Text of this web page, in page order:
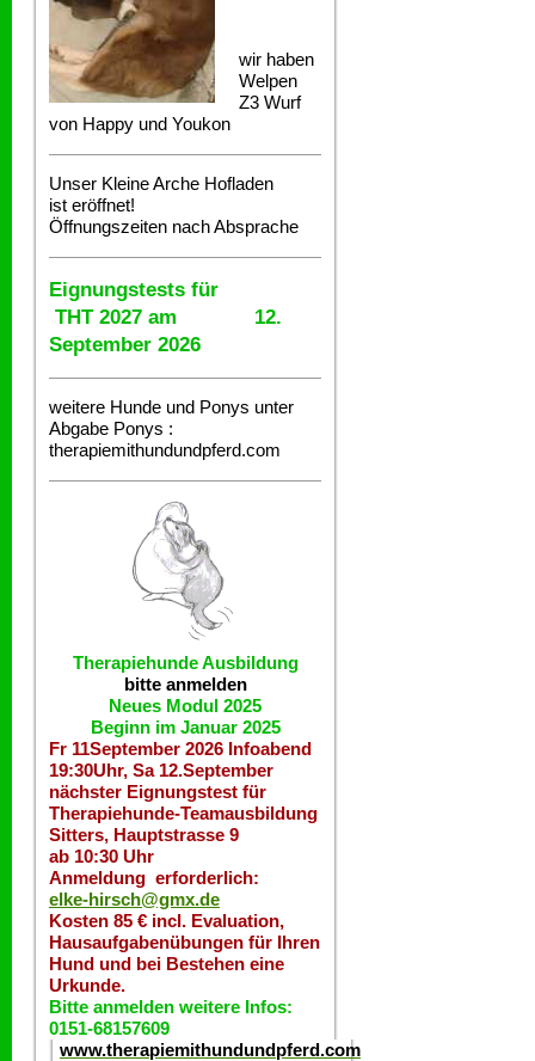
wir haben
Welpen
Z3 Wurf
von Happy und Youkon
Unser Kleine Arche Hofladen
ist eröffnet!
Öffnungszeiten nach Absprache
Eignungstests für
THT 2027 am 12.
September 2026
weitere Hunde und Ponys unter
Abgabe Ponys :
therapiemithundundpferd.com
Therapiehunde Ausbildung
bitte anmelden
Neues Modul 2025
Beginn im Januar 2025
Fr 11September 2026 Infoabend
19:30Uhr, Sa 12.September
nächster Eignungstest für
Therapiehunde-Teamausbildung
Sitters, Hauptstrasse 9
ab 10:30 Uhr
Anmeldung erforderlich:
elke-hirsch@gmx.de
Kosten 85 € incl. Evaluation,
Hausaufgabenübungen für Ihren
Hund und bei Bestehen eine
Urkunde.
Bitte anmelden weitere Infos:
0151-68157609
www.therapiemithundundpferd.com